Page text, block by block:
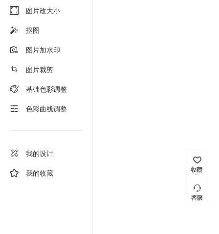
图片改大小
抠图
图片加水印
图片裁剪
基础色彩调整
色彩曲线调整
我的设计
我的收藏